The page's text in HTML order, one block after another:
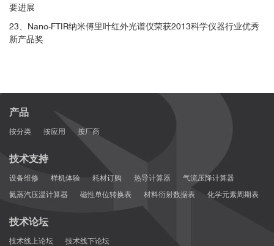
要进展
23、Nano-FTIR纳米傅里叶红外光谱仪荣获2013科学仪器行业优秀
新产品奖
产品
按分类 按应用 按厂商
技术支持
设备维修 样机体验 耗材订购 热导计算器
气流压降计算器
氦蒸汽压温计算器
磁性单位转换表 材料衍射数据表 化学元素周期表
技术论坛
技术线上论坛 技术线下论坛